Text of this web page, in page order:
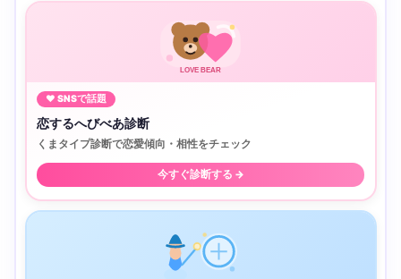
LOVE BEAR
♥ SNSで話題
恋するへびべあ診断
くまタイプ診断で恋愛傾向・相性をチェック
今すぐ診断する →